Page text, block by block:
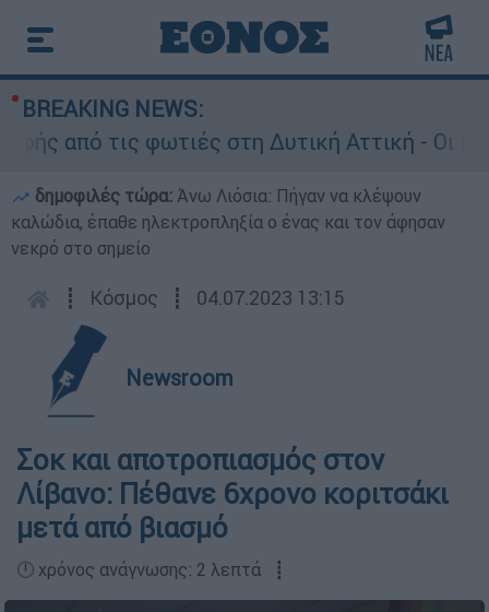
BREAKING NEWS:
από τις φωτιές στη Δυτική Αττική - Οι
δημοφιλές τώρα: Άνω Λιόσια: Πήγαν να κλέψουν
καλώδια, έπαθε ηλεκτροπληξία ο ένας και τον άφησαν
νεκρό στο σημείο
┋ Κόσμος ┋ 04.07.2023 13:15
Newsroom
Σοκ και αποτροπιασμός στον
Λίβανο: Πέθανε 6χρονο κοριτσάκι
μετά από βιασμό
🕛 χρόνος ανάγνωσης: 2 λεπτά ┋